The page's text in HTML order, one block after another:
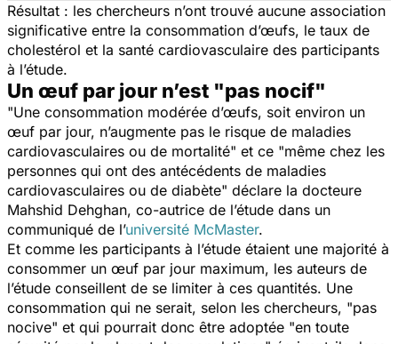
Résultat : les chercheurs n’ont trouvé aucune association
significative entre la consommation d’œufs, le taux de
cholestérol et la santé cardiovasculaire des participants
à l’étude.
Un œuf par jour n’est "pas nocif"
"Une consommation modérée d’œufs, soit environ un
œuf par jour, n’augmente pas le risque de maladies
cardiovasculaires ou de mortalité" et ce "même chez les
personnes qui ont des antécédents de maladies
cardiovasculaires ou de diabète" déclare la docteure
Mahshid Dehghan, co-autrice de l’étude dans un
communiqué de l’université McMaster.
Et comme les participants à l’étude étaient une majorité à
consommer un œuf par jour maximum, les auteurs de
l’étude conseillent de se limiter à ces quantités. Une
consommation qui ne serait, selon les chercheurs, "pas
nocive" et qui pourrait donc être adoptée "en toute